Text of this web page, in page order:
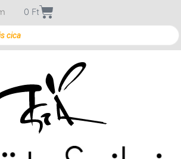
0 Ft